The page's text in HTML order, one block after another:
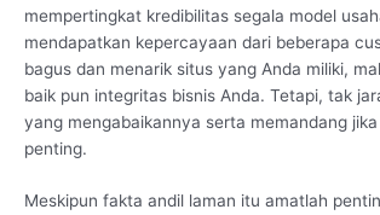
mempertingkat kredibilitas segala model
mendapatkan kepercayaan dari beberapa
bagus dan menarik situs yang Anda miliki,
baik pun integritas bisnis Anda. Tetapi, tak
yang mengabaikannya serta memandang
penting.
Meskipun fakta andil laman itu amatlah